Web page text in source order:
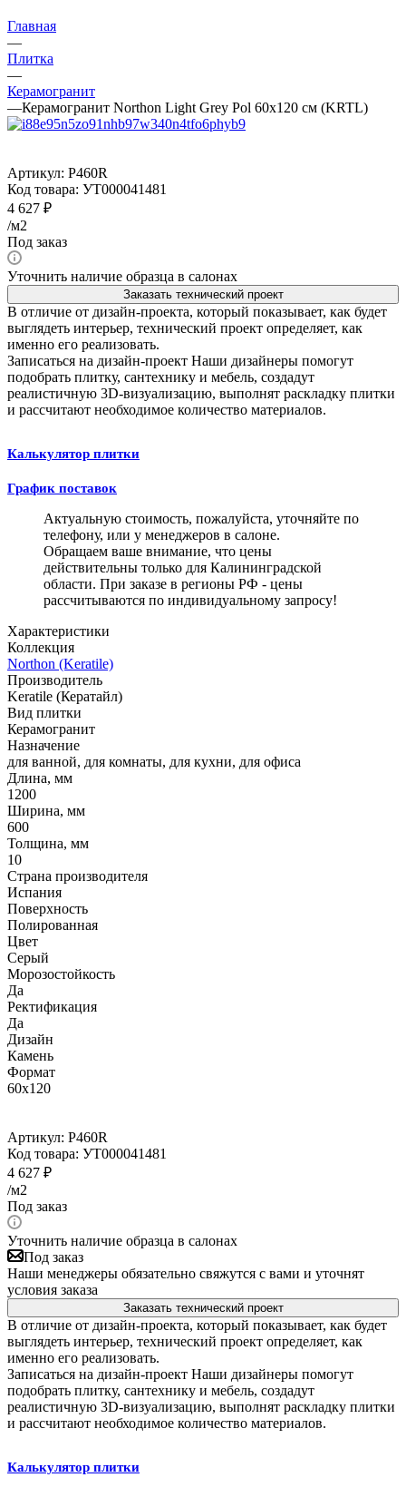
Главная
—
Плитка
—
Керамогранит
—Керамогранит Northon Light Grey Pol 60x120 см (KRTL)
Артикул: P460R
Код товара: УТ000041481
4 627 ₽
/м2
Под заказ
Уточнить наличие образца в салонах
Заказать технический проект
В отличие от дизайн-проекта, который показывает, как будет
выглядеть интерьер, технический проект определяет, как
именно его реализовать.
Записаться на дизайн-проект Наши дизайнеры помогут
подобрать плитку, сантехнику и мебель, создадут
реалистичную 3D-визуализацию, выполнят раскладку плитки
и рассчитают необходимое количество материалов.
Калькулятор плитки
График поставок
Актуальную стоимость, пожалуйста, уточняйте по
телефону, или у менеджеров в салоне.
Обращаем ваше внимание, что цены
действительны только для Калининградской
области. При заказе в регионы РФ - цены
рассчитываются по индивидуальному запросу!
Характеристики
Коллекция
Northon (Keratile)
Производитель
Keratile (Кератайл)
Вид плитки
Керамогранит
Назначение
для ванной, для комнаты, для кухни, для офиса
Длина, мм
1200
Ширина, мм
600
Толщина, мм
10
Страна производителя
Испания
Поверхность
Полированная
Цвет
Серый
Морозостойкость
Да
Ректификация
Да
Дизайн
Камень
Формат
60x120
Артикул: P460R
Код товара: УТ000041481
4 627 ₽
/м2
Под заказ
Уточнить наличие образца в салонах
Под заказ
Наши менеджеры обязательно свяжутся с вами и уточнят
условия заказа
Заказать технический проект
В отличие от дизайн-проекта, который показывает, как будет
выглядеть интерьер, технический проект определяет, как
именно его реализовать.
Записаться на дизайн-проект Наши дизайнеры помогут
подобрать плитку, сантехнику и мебель, создадут
реалистичную 3D-визуализацию, выполнят раскладку плитки
и рассчитают необходимое количество материалов.
Калькулятор плитки